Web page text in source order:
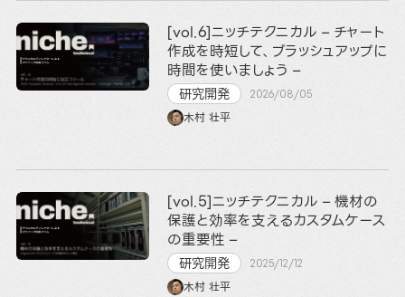
[vol.6]ニッチテクニカル – チャート
作成を時短して、ブラッシュアップに
時間を使いましょう –
研究開発 2026/08/05
木村 壮平
[vol.5]ニッチテクニカル – 機材の
保護と効率を支えるカスタムケース
の重要性 –
研究開発 2025/12/12
木村 壮平